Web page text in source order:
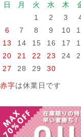
日 月 火 水 木
1
2 3
6
7 8 9 10
13
14 15 16 17
20
21 22 23 24
27
28 29 30
赤字は休業日です